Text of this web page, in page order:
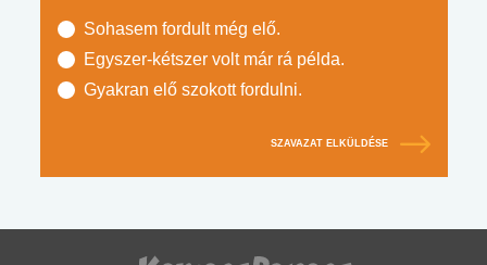
Sohasem fordult még elő.
Egyszer-kétszer volt már rá példa.
Gyakran elő szokott fordulni.
SZAVAZAT ELKÜLDÉSE